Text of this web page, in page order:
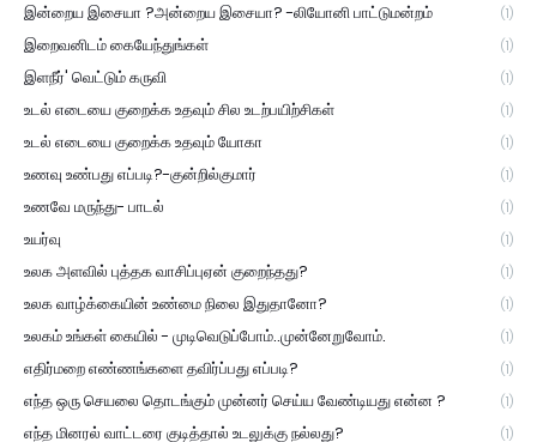
இன்றைய இசையா ?அன்றைய இசையா? -லியோனி பாட்டுமன்றம் (1)
இறைவனிடம் கையேந்துங்கள் (1)
இளநீர்' வெட்டும் கருவி (1)
உடல் எடையை குறைக்க உதவும் சில உடற்பயிற்சிகள் (1)
உடல் எடையை குறைக்க உதவும் யோகா (1)
உணவு உண்பது எப்படி?-குன்றில்குமார் (1)
உணவே மருந்து- பாடல் (1)
உயர்வு (1)
உலக அளவில் புத்தக வாசிப்புஏன் குறைந்தது? (1)
உலக வாழ்க்கையின் உண்மை நிலை இதுதானோ? (1)
உலகம் உங்கள் கையில் - முடிவெடுப்போம்..முன்னேறுவோம். (1)
எதிர்மறை எண்ணங்களை தவிர்ப்பது எப்படி? (1)
எந்த ஒரு செயலை தொடங்கும் முன்னர் செய்ய வேண்டியது என்ன ? (1)
எந்த மினரல் வாட்டரை குடித்தால் உடலுக்கு நல்லது? (1)